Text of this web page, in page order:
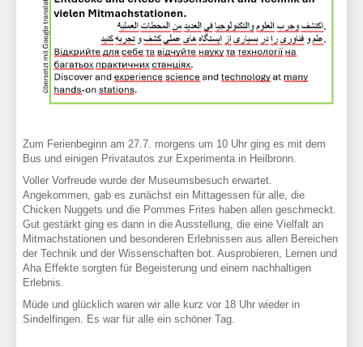
Zum Ferienbeginn am 27.7. morgens um 10 Uhr ging es mit dem
Bus und einigen Privatautos zur Experimenta in Heilbronn.
Voller Vorfreude wurde der Museumsbesuch erwartet.
Angekommen, gab es zunächst ein Mittagessen für alle, die
Chicken Nuggets und die Pommes Frites haben allen geschmeckt.
Gut gestärkt ging es dann in die Ausstellung, die eine Vielfalt an
Mitmachstationen und besonderen Erlebnissen aus allen Bereichen
der Technik und der Wissenschaften bot. Ausprobieren, Lernen und
Aha Effekte sorgten für Begeisterung und einem nachhaltigen
Erlebnis.
Müde und glücklich waren wir alle kurz vor 18 Uhr wieder in
Sindelfingen. Es war für alle ein schöner Tag.